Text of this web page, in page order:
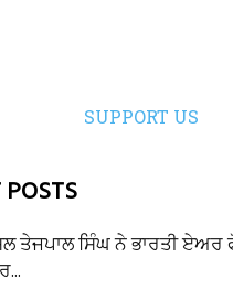
SUPPORT US
ਤੇਜਪਾਲ ਸਿੰਘ ਨੇ ਭਾਰਤੀ ਏਅਰ